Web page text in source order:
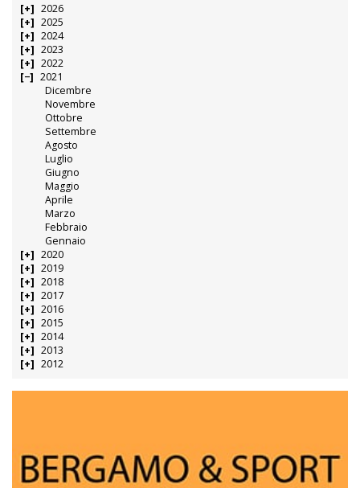
2026
2025
2024
2023
2022
2021
Dicembre
Novembre
Ottobre
Settembre
Agosto
Luglio
Giugno
Maggio
Aprile
Marzo
Febbraio
Gennaio
2020
2019
2018
2017
2016
2015
2014
2013
2012